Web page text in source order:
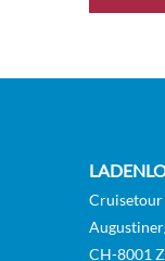
Cruisetour
CH-8001